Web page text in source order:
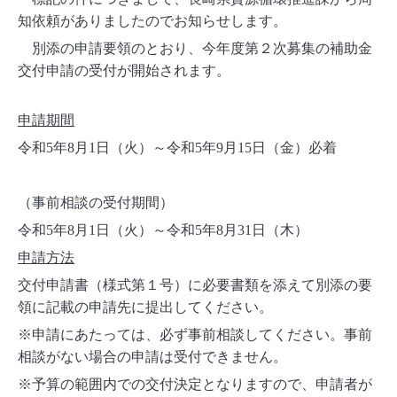
知依頼がありましたのでお知らせします。
別添の申請要領のとおり、今年度第２次募集の補助金
交付申請の受付が開始されます。
申請期間
令和5年8月 1 日（火）～令和5年9月 15日（金）必着
（事前相談の受付期間）
令和5年8月 1 日（火）～令和5年8月 31 日（木）
申請方法
交付申請書（様式第１号）に必要書類を添えて別添の要
領に記載の申請先に提出してください。
※申請にあたっては、必ず事前相談してください。事前
相談がない場合の申請は受付できません。
※予算の範囲内での交付決定となりますので、申請者が